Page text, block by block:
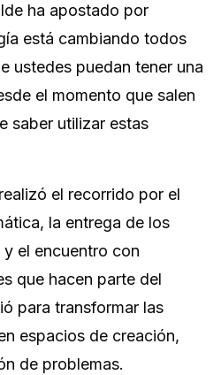
ha apostado por
está cambiando todos
ustedes puedan tener una
el momento que salen
saber utilizar estas
el recorrido por el
la entrega de los
el encuentro con
que hacen parte del
para transformar las
espacios de creación,
de problemas.